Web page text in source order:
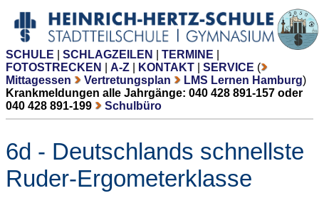
SCHULE SCHLAGZEILEN TERMINE
FOTOSTRECKEN
A-Z KONTAKT SERVICE (
Mittagessen
Vertretungsplan LMS Lernen Hamburg)
Krankmeldungen alle Jahrgänge: 040 428 891-157 oder
040 428 891-199
Schulbüro
6d - Deutschlands schnellste
Ruder-Ergometerklasse